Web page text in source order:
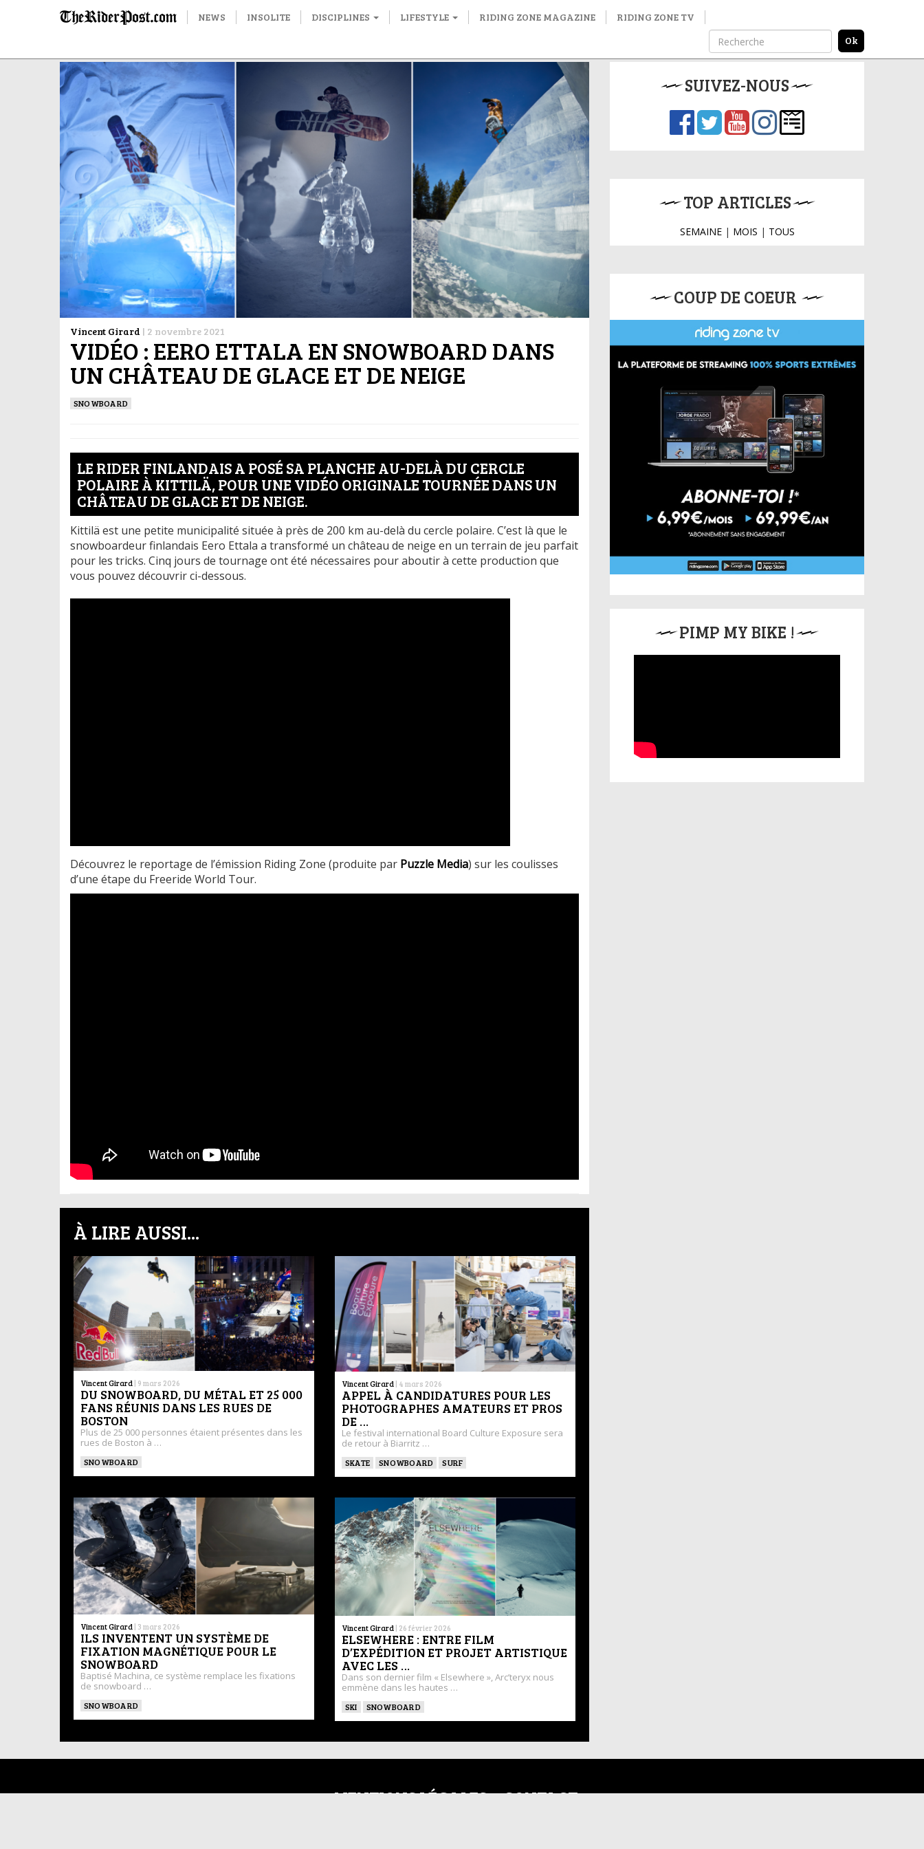
NEWS INSOLITE DISCIPLINES LIFESTYLE RIDING ZONE MAGAZINE RIDING ZONE TV
Vincent Girard | 2 novembre 2021
VIDÉO : EERO ETTALA EN SNOWBOARD DANS
UN CHÂTEAU DE GLACE ET DE NEIGE
SNOWBOARD
LE RIDER FINLANDAIS A POSÉ SA PLANCHE AU-DELÀ DU CERCLE
POLAIRE À KITTILÄ, POUR UNE VIDÉO ORIGINALE TOURNÉE DANS UN
CHÂTEAU DE GLACE ET DE NEIGE.
Kittilä est une petite municipalité située à près de 200 km au-delà du cercle polaire. C’est là que le
snowboardeur finlandais Eero Ettala a transformé un château de neige en un terrain de jeu parfait
pour les tricks. Cinq jours de tournage ont été nécessaires pour aboutir à cette production que
vous pouvez découvrir ci-dessous.
Découvrez le reportage de l’émission Riding Zone (produite par Puzzle Media) sur les coulisses
d’une étape du Freeride World Tour.
À LIRE AUSSI...
Vincent Girard | 9 mars 2026
DU SNOWBOARD, DU MÉTAL ET 25 000
FANS RÉUNIS DANS LES RUES DE
BOSTON
Plus de 25 000 personnes étaient présentes dans les
rues de Boston à …
SNOWBOARD
Vincent Girard | 4 mars 2026
APPEL À CANDIDATURES POUR LES
PHOTOGRAPHES AMATEURS ET PROS
DE …
Le festival international Board Culture Exposure sera
de retour à Biarritz …
SKATE SNOWBOARD SURF
Vincent Girard | 3 mars 2026
ILS INVENTENT UN SYSTÈME DE
FIXATION MAGNÉTIQUE POUR LE
SNOWBOARD
Baptisé Machina, ce système remplace les fixations
de snowboard …
SNOWBOARD
Vincent Girard | 26 février 2026
ELSEWHERE : ENTRE FILM
D’EXPÉDITION ET PROJET ARTISTIQUE
AVEC LES …
Dans son dernier film « Elsewhere », Arc’teryx nous
emmène dans les hautes …
SKI SNOWBOARD
SUIVEZ-NOUS
TOP ARTICLES
SEMAINE| MOIS | TOUS
COUP DE COEUR
PIMP MY BIKE !
MENTIONS LÉGALES CONTACT